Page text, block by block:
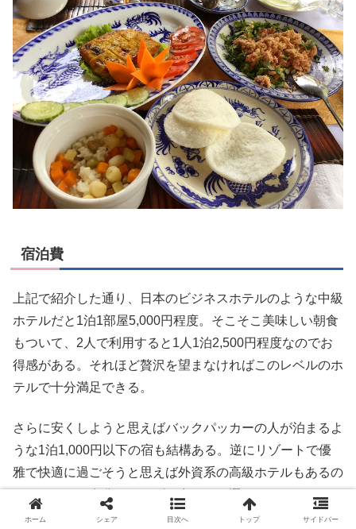
宿泊費
上記で紹介した通り、日本のビジネスホテルのような中級
ホテルだと1泊1部屋5,000円程度。そこそこ美味しい朝食
もついて、2人で利用すると1人1泊2,500円程度なのでお
得感がある。それほど贅沢を望まなければこのレベルのホ
テルで十分満足できる。
さらに安くしようと思えばバックパッカーの人が泊まるよ
うな1泊1,000円以下の宿も結構ある。逆にリゾートで優
雅で快適に過ごそうと思えば外資系の高級ホテルもあるの
で、ホテルは自分のニーズに合わせて選ぶのがよいでしょ
う。
ホーム シェア 目次へ トップ サイドバー